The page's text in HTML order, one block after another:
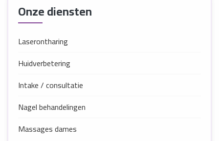
Onze diensten
Laserontharing
Huidverbetering
Intake / consultatie
Nagel behandelingen
Massages dames